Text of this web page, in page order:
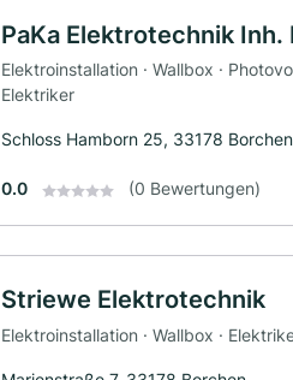
PaKa Elektrotechnik Inh.
Elektroinstallation · Wallbox ·
Elektriker
Schloss Hamborn 25, 33178 Borchen
0.0 (0 Bewertungen)
Striewe Elektrotechnik
Elektroinstallation · Wallbox ·